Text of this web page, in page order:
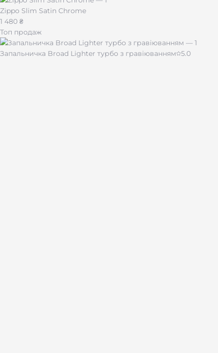
Zippo Slim Satin Chrome
1 480 ₴
Топ продаж
Запальничка Broad Lighter турбо з гравіюванням
5.0